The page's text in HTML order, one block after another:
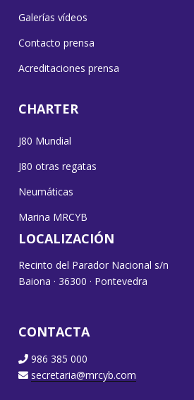
Galerías vídeos
Contacto prensa
Acreditaciones prensa
CHARTER
J80 Mundial
J80 otras regatas
Neumáticas
Marina MRCYB
LOCALIZACIÓN
Recinto del Parador Nacional s/n
Baiona · 36300 · Pontevedra
CONTACTA
986 385 000
secretaria@mrcyb.com